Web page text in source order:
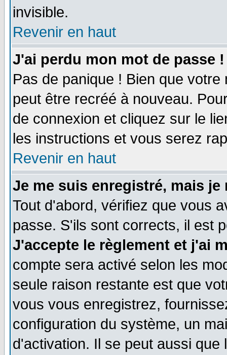
invisible.
Revenir en haut
J'ai perdu mon mot de passe !
Pas de panique ! Bien que
peut être recréé à nouveau.
de connexion et cliquez sur le
les instructions et vous serez
Revenir en haut
Je me suis enregistré, mais
Tout d'abord, vérifiez que vous
passe. S'ils sont corrects, il est
J'accepte le règlement et j'ai
compte sera activé selon les
seule raison restante est que
vous vous enregistrez,
configuration du système, un
d'activation. Il se peut aussi